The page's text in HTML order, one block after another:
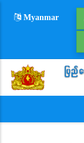
Myanmar